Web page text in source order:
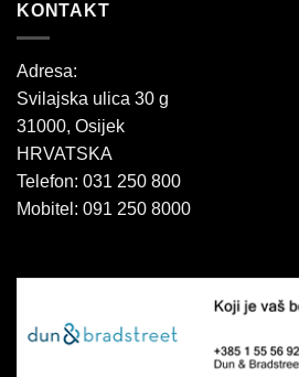
KONTAKT
Adresa:
Svilajska ulica 30 g
31000, Osijek
HRVATSKA
Telefon: 031 250 800
Mobitel: 091 250 8000